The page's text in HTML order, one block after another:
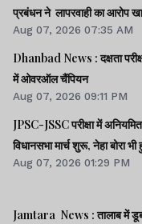
प्रबंधन
Aug 07, 2026 07:35 AM
Dhanbad News : दक्षता
में ओवरऑल चैंपियन
Aug 07, 2026 09:11 PM
JPSC-JSSC परीक्षा में
विधानसभा मार्च शुरू, नेहा बोरा भी
Aug 07, 2026 01:29 PM
Jamtara News : तालाब में